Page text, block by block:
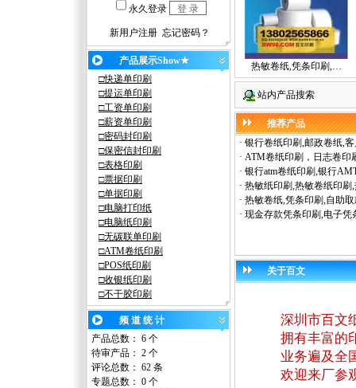
产品展示Show★
□快递单印刷
□提运单印刷
□工资单印刷
□薪资单印刷
□密码封印刷
□保密信封印刷
□表格印刷
□票据印刷
□单据印刷
□电脑打印纸
□电脑纸印刷
□无碳联单印刷
□ATM卷纸印刷
□POS纸印刷
□收银纸印刷
□不干胶印刷
频 道 统 计
产品总数： 6 个
待审产品： 2 个
评论总数： 62 条
专题总数： 0 个
热敏卷纸,凭条印刷,…
站内产品搜索
推荐产品
· 银行卷纸印刷,邮政卷纸,
· ATM卷纸印刷，日志卷印
· 银行atm卷纸印刷,银行
· 热敏纸印刷,热敏卷纸印刷
· 热敏卷纸,凭条印刷,自助
· 现金存款凭条印刷,电子凭
关于百文
深圳市百文纸
拥有丰富的印
业务遍及全国
欢迎来厂参观